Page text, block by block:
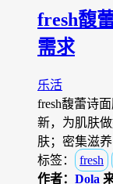
fresh馥
需求
乐活
fresh馥蕾诗
新，为肌肤
肤；密集滋
标签：
fresh
作者： Dola